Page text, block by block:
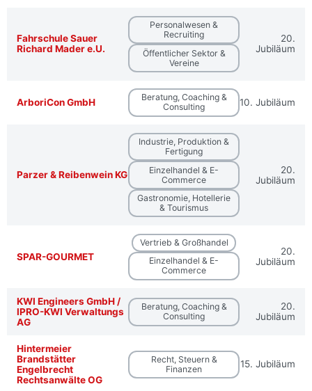
Fahrschule Sauer
Richard Mader e.U.
Personalwesen &
Recruiting
Öffentlicher Sektor &
Vereine
20.
Jubiläum
ArboriCon GmbH
Beratung, Coaching &
Consulting
10. Jubiläum
Parzer & Reibenwein KG
Industrie, Produktion &
Fertigung
Einzelhandel & E-
Commerce
Gastronomie, Hotellerie
& Tourismus
20.
Jubiläum
SPAR-GOURMET
Vertrieb & Großhandel
Einzelhandel & E-
Commerce
20.
Jubiläum
KWI Engineers GmbH /
IPRO-KWI Verwaltungs
AG
Beratung, Coaching &
Consulting
20.
Jubiläum
Hintermeier
Brandstätter
Engelbrecht
Rechtsanwälte OG
Recht, Steuern &
Finanzen
15. Jubiläum